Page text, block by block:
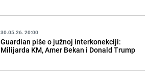
30.05.26. 20:00
Guardian piše o južnoj interkonekciji:
Milijarda KM, Amer Bekan i Donald Trump